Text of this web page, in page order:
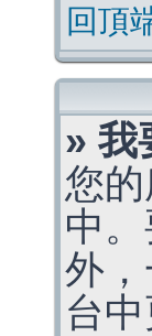
回頂
» 我
您
中
外
台